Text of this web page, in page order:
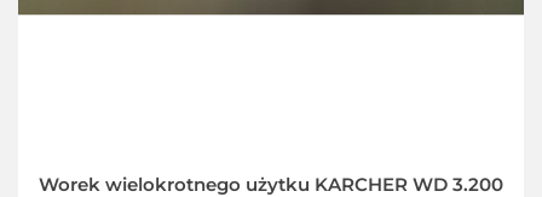
Worek wielokrotnego użytku KARCHER WD 3.200